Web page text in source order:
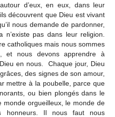
d’eux, en eux, dans leur
découvrent que Dieu est vivant
nous demande de pardonner,
n’existe pas dans leur religion.
catholiques mais nous sommes
et nous devons apprendre à
en nous. Chaque jour, Dieu
des signes de son amour,
mettre à la poubelle, parce que
ou bien plongés dans le
monde orgueilleux, le monde de
honneurs. Il nous faut nous